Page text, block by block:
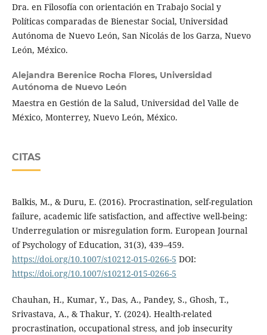
Dra. en Filosofía con orientación en Trabajo Social y
Políticas comparadas de Bienestar Social, Universidad
Autónoma de Nuevo León, San Nicolás de los Garza, Nuevo
León, México.
Alejandra Berenice Rocha Flores, Universidad
Autónoma de Nuevo León
Maestra en Gestión de la Salud, Universidad del Valle de
México, Monterrey, Nuevo León, México.
CITAS
Balkis, M., & Duru, E. (2016). Procrastination, self-regulation
failure, academic life satisfaction, and affective well-being:
Underregulation or misregulation form. European Journal
of Psychology of Education, 31(3), 439–459.
https://doi.org/10.1007/s10212-015-0266-5 DOI:
https://doi.org/10.1007/s10212-015-0266-5
Chauhan, H., Kumar, Y., Das, A., Pandey, S., Ghosh, T.,
Srivastava, A., & Thakur, Y. (2024). Health-related
procrastination, occupational stress, and job insecurity